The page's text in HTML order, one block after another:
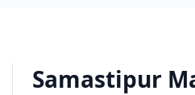
Samastipur